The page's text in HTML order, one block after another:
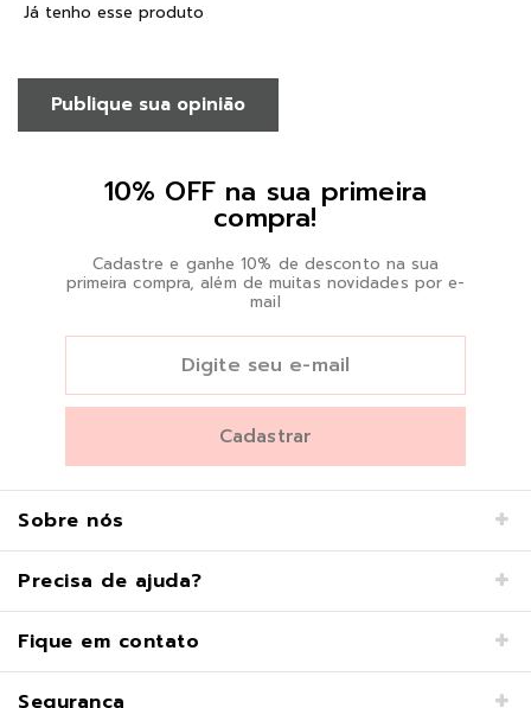
Já tenho esse produto
Publique sua opinião
10% OFF na sua primeira
compra!
Cadastre e ganhe 10% de desconto na sua
primeira compra, além de muitas novidades por e-
mail
Sobre nós
Precisa de ajuda?
Fique em contato
Segurança